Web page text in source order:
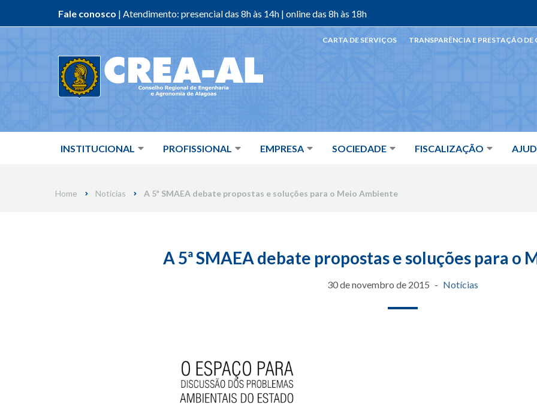
Fale conosco | Atendimento: presencial das 8h às 14h | online das 8h às 18h
INSTITUCIONAL PROFISSIONAL EMPRESA SOCIEDADE FISCALIZAÇÃO
TRANSPARÊNCIA E PRESTAÇÃO DE
CARTA DE SERVIÇOS
Home Notícias A 5ª SMAEA debate propostas e soluções para o Meio Ambiente
A 5ª SMAEA debate propostas e soluções para o
30 de novembro de 2015 Notícias